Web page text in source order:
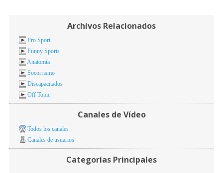
Archivos Relacionados
Pro Sport
Funny Sports
Anatomía
Socorrismo
Discapacitados
Off Topic
Canales de Vídeo
Todos los canales
Canales de usuarios
Categorías Principales